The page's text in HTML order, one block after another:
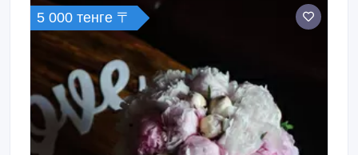
обслуживание.
5 000 тенге 〒